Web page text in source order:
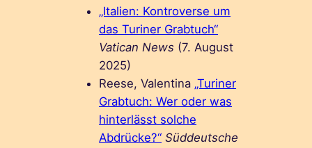
„Italien: Kontroverse um
das Turiner Grabtuch“
Vatican News (7. August
2025)
Reese, Valentina „Turiner
Grabtuch: Wer oder was
hinterlässt solche
Abdrücke?“ Süddeutsche